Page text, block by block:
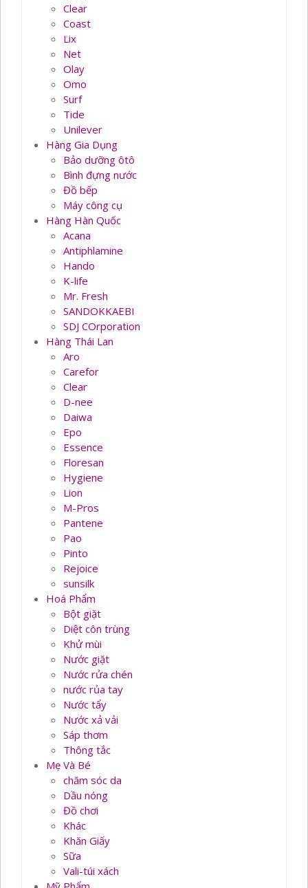
Clear
Coast
Lix
Net
Olay
Omo
Surf
Tide
Unilever
Hàng Gia Dụng
Bảo dưỡng ôtô
Bình đựng nước
Đồ bếp
Máy công cụ
Hàng Hàn Quốc
Acana
Antiphlamine
Hando
K-life
Mr. Fresh
SANDOKKAEBI
SDJ COrporation
Hàng Thái Lan
Aro
Carefor
Clear
D-nee
Daiwa
Epo
Essence
Floresan
Hygiene
Lion
M-Pros
Pantene
Pao
Pinto
Rejoice
sunsilk
Hoá Phẩm
Bột giặt
Diệt côn trùng
Khử mùi
Nước giặt
Nước rửa chén
nước rủa tay
Nước tẩy
Nước xả vải
Sáp thơm
Thông tắc
Mẹ Và Bé
chăm sóc da
Dầu nóng
Đồ chơi
Khác
Khăn Giấy
Sữa
Vali-túi xách